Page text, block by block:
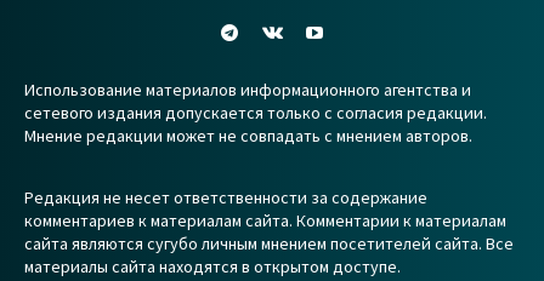
Использование материалов информационного агентства и
сетевого издания допускается только с согласия редакции.
Мнение редакции может не совпадать с мнением авторов.
Редакция не несет ответственности за содержание
комментариев к материалам сайта. Комментарии к материалам
сайта являются сугубо личным мнением посетителей сайта. Все
материалы сайта находятся в открытом доступе.